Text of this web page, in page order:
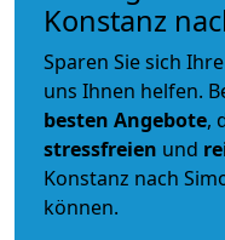
Konstanz
Sparen Sie sich
uns Ihnen helfen.
besten Angebote,
stressfreien und
Konstanz nach
können.